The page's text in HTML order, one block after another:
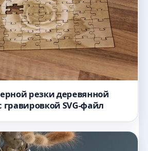
резки деревянной
гравировкой SVG-файл